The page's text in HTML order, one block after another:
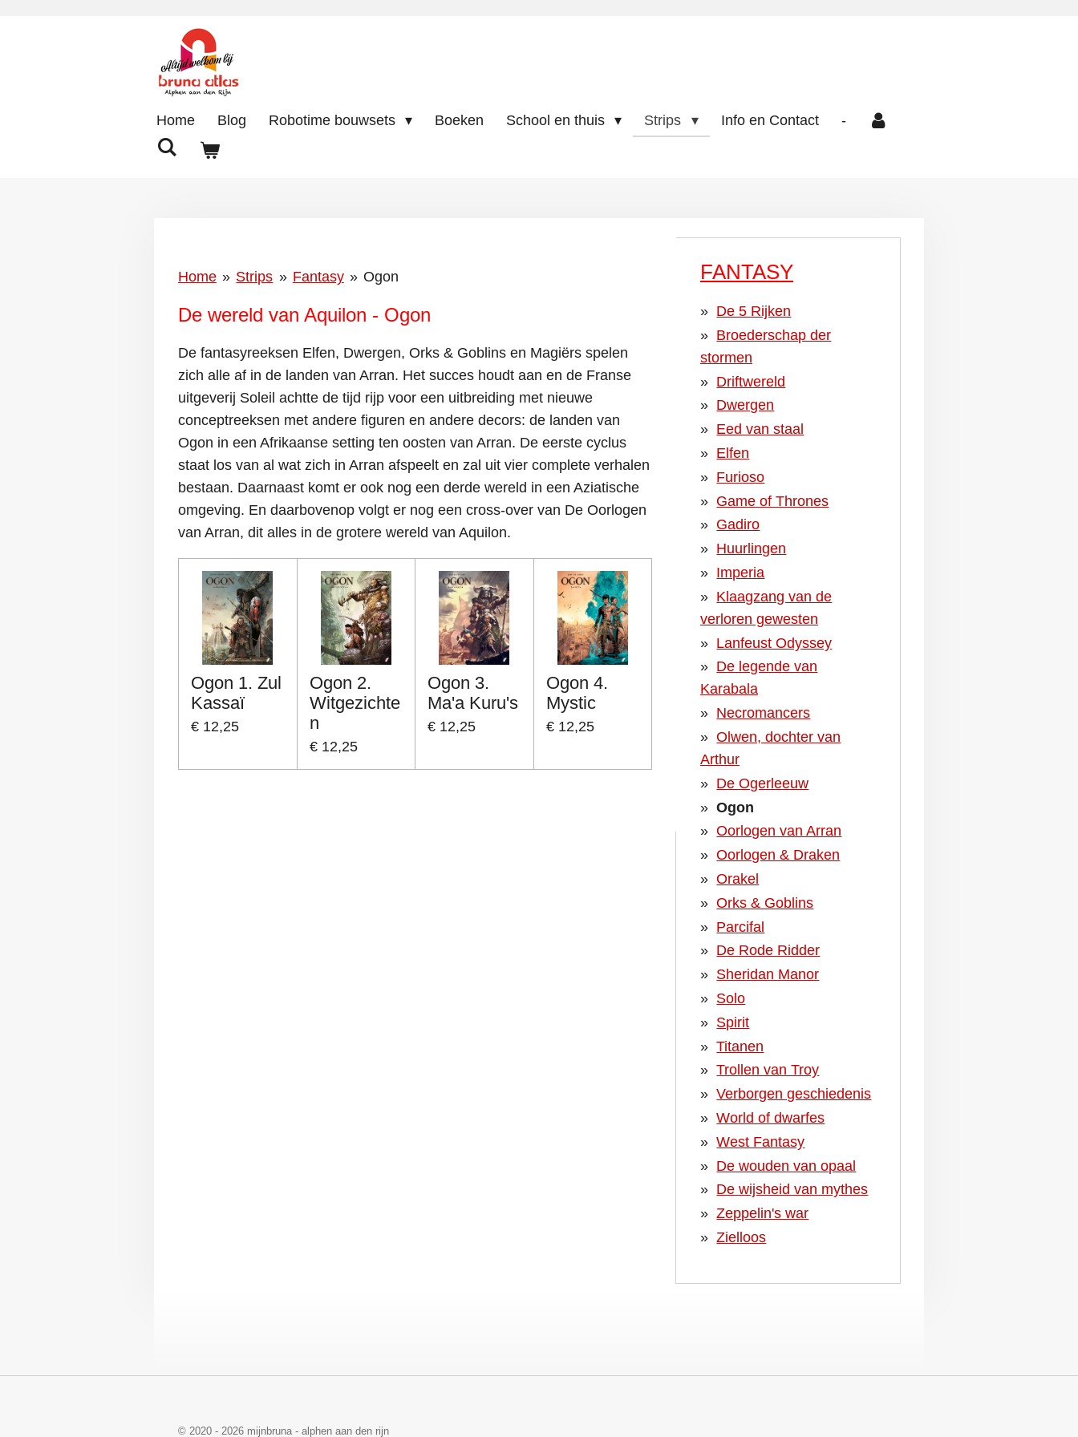
Home Blog Robotime bouwsets Boeken School en thuis Strips Info en Contact -
Home » Strips » Fantasy » Ogon
De wereld van Aquilon - Ogon
De fantasyreeksen Elfen, Dwergen, Orks & Goblins en Magiërs spelen
zich alle af in de landen van Arran. Het succes houdt aan en de Franse
uitgeverij Soleil achtte de tijd rijp voor een uitbreiding met nieuwe
conceptreeksen met andere figuren en andere decors: de landen van
Ogon in een Afrikaanse setting ten oosten van Arran. De eerste cyclus
staat los van al wat zich in Arran afspeelt en zal uit vier complete verhalen
bestaan. Daarnaast komt er ook nog een derde wereld in een Aziatische
omgeving. En daarbovenop volgt er nog een cross-over van De Oorlogen
van Arran, dit alles in de grotere wereld van Aquilon.
Ogon 1. Zul
Kassaï
€ 12,25
Ogon 2.
Witgezichte
n
€ 12,25
Ogon 3.
Ma'a Kuru's
€ 12,25
Ogon 4.
Mystic
€ 12,25
FANTASY
De 5 Rijken
Broederschap der
stormen
Driftwereld
Dwergen
Eed van staal
Elfen
Furioso
Game of Thrones
Gadiro
Huurlingen
Imperia
Klaagzang van de
verloren gewesten
Lanfeust Odyssey
De legende van
Karabala
Necromancers
Olwen, dochter van
Arthur
De Ogerleeuw
Ogon
Oorlogen van Arran
Oorlogen & Draken
Orakel
Orks & Goblins
Parcifal
De Rode Ridder
Sheridan Manor
Solo
Spirit
Titanen
Trollen van Troy
Verborgen geschiedenis
World of dwarfes
West Fantasy
De wouden van opaal
De wijsheid van mythes
Zeppelin's war
Zielloos
© 2020 - 2026 mijnbruna - alphen aan den rijn